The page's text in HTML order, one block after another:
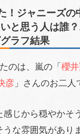
！ジャニーズの
と思う人は誰
ラフ結果
のは、嵐の「 櫻
彦 」さんのお二人
感じから穏やかそ
な雰囲気があり